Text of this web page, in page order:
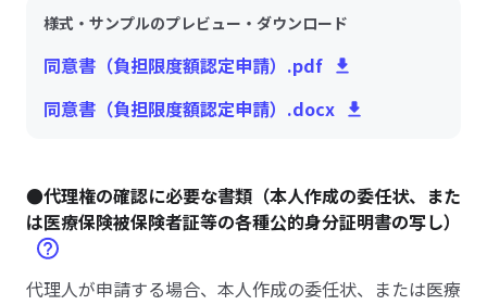
様式・サンプルのプレビュー・ダウンロード
同意書（負担限度額認定申請）.pdf
同意書（負担限度額認定申請）.docx
●代理権の確認に必要な書類（本人作成の委任状、また
は医療保険被保険者証等の各種公的身分証明書の写し）
代理人が申請する場合、本人作成の委任状、または医療